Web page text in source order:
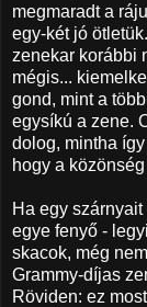
megmaradt a
egy-két jó
zenekar korábbi
mégis...
gond, mint a
egysíkú a zene.
dolog, mintha
hogy a
Ha egy
egye fenyő -
skacok, még
Grammy-díjas
Röviden: ez